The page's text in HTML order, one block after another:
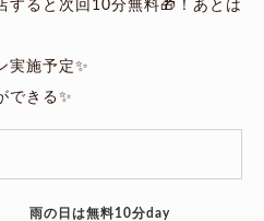
ると次回10分無料🎁！あとは
実施予定✨
できる✨
雨の日は無料10分day